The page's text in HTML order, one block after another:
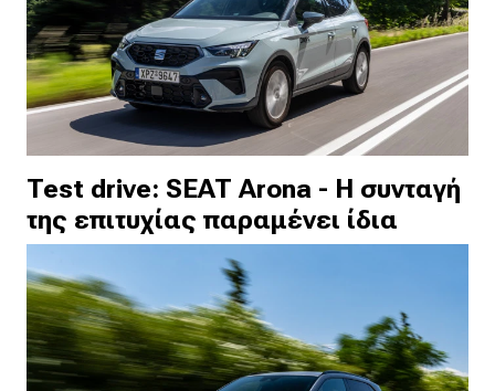
Test drive: SEAT Arona - Η συνταγή
της επιτυχίας παραμένει ίδια